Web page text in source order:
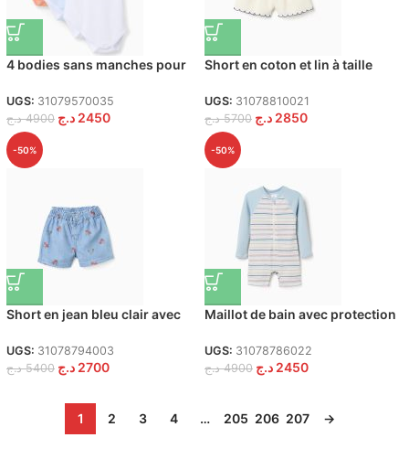
4 bodies sans manches pour
blanc/bleu/orange
UGS: 31079570035
4900 د.ج 2450 د.ج
Short en coton et lin à taille
UGS: 31078810021
5700 د.ج 2850 د.ج
-50%
Short en jean bleu clair avec
pour bébé fille
UGS: 31078794003
5400 د.ج 2700 د.ج
-50%
Maillot de bain avec protection
multicolore
UGS: 31078786022
4900 د.ج 2450 د.ج
1 2 3 4 … 205 206 207 →